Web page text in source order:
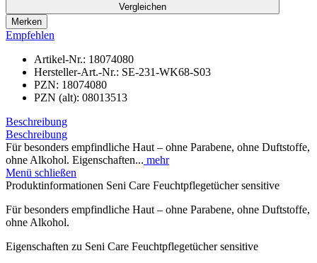
Vergleichen
Merken
Empfehlen
Artikel-Nr.: 18074080
Hersteller-Art.-Nr.: SE-231-WK68-S03
PZN: 18074080
PZN (alt): 08013513
Beschreibung
Beschreibung
Für besonders empfindliche Haut – ohne Parabene, ohne Duftstoffe,
ohne Alkohol. Eigenschaften... mehr
Menü schließen
Produktinformationen Seni Care Feuchtpflegetücher sensitive
Für besonders empfindliche Haut – ohne Parabene, ohne Duftstoffe,
ohne Alkohol.
Eigenschaften zu Seni Care Feuchtpflegetücher sensitive